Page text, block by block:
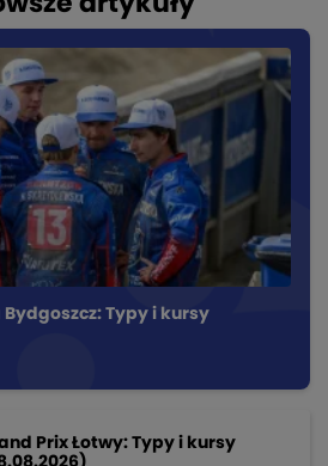
Bydgoszcz: Typy i kursy
Prix Łotwy: Typy i kursy